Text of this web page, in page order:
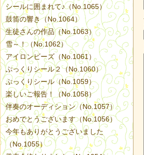
シールに囲まれて♪（No.1065）
鼓笛の響き（No.1064）
生徒さんの作品（No.1063）
雪～！（No.1062）
アイロンビーズ（No.1061）
ぷっくりシール２（No.1060）
ぷっくりシール（No.1059）
楽しいご報告！（No.1058）
伴奏のオーディション（No.1057）
おめでとうございます（No.1056）
今年もありがとうございました
（No.1055）